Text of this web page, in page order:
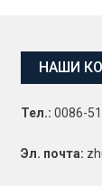
НАШИ
Тел.: 0086-
Эл. почта: